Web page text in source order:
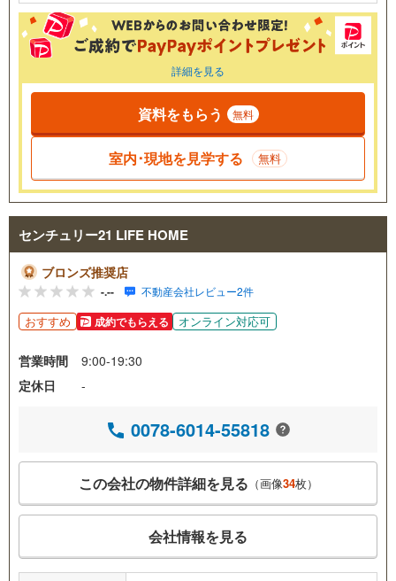
詳細を見る
資料をもらう 無料
室内･現地を見学する 無料
センチュリー21 LIFE HOME
ブロンズ推奨店
-.-- 不動産会社レビュー2件
おすすめ 成約でもらえる オンライン対応可
営業時間
9:00-19:30
定休日
-
0078-6014-55818
この会社の物件詳細を見る （画像34枚）
会社情報を見る